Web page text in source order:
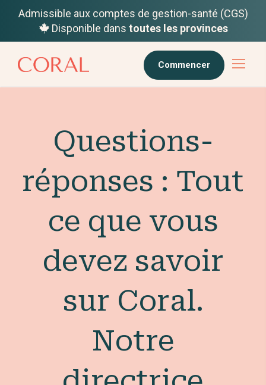
Admissible aux comptes de gestion-santé (CGS)
Disponible dans toutes les provinces
Commencer
Questions-
réponses : Tout
ce que vous
devez savoir
sur Coral.
Notre